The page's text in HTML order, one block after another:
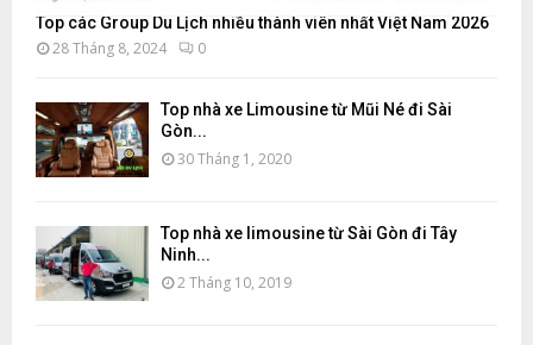
Top các Group Du Lịch nhiều thành viên nhất Việt Nam 2026
28 Tháng 8, 2024 0
Top nhà xe Limousine từ Mũi Né đi Sài
Gòn...
30 Tháng 1, 2020
Top nhà xe limousine từ Sài Gòn đi Tây
Ninh...
2 Tháng 10, 2019